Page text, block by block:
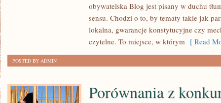
KONFLIKTYobywatelska Blog jest pisany w duchu
sensu. Chodzi o to, by tematy takie jak
lokalna, gwarancje konstytucyjne czy
czytelne. To miejsce, w którym [ Read
POSTED BY ADMIN
Porównania z